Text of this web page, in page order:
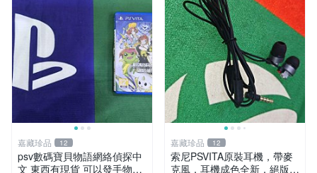
嘉藏珍品 12
psv數碼寶貝物語網絡偵探中
文 東西有現貨 可以發手物品
嘉藏珍品 12
索尼PSVITA原裝耳機，帶麥
克風，耳機成色全新，絕版好